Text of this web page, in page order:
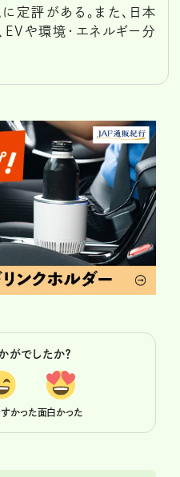
定評がある。また、日本
EVや環境・エネルギー分
がでしたか？
かった面白かった